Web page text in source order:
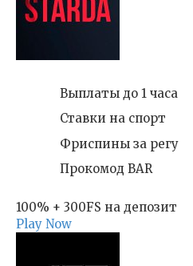
Выплаты до 1 часа
Ставки на спорт
Фриспины за регу
Прокомод BAR
100% + 300FS на депозит
Play Now